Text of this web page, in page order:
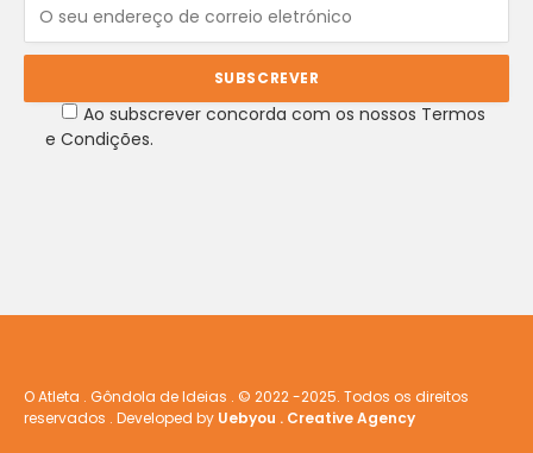
Ao subscrever concorda com os nossos Termos
e Condições.
O Atleta . Gôndola de Ideias . © 2022 -2025. Todos os direitos
reservados . Developed by Uebyou . Creative Agency